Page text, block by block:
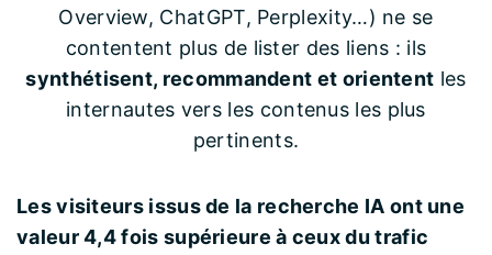
Overview, ChatGPT, Perplexity…) ne se
contentent plus de lister des liens : ils
synthétisent, recommandent et orientent les
internautes vers les contenus les plus
pertinents.
Les visiteurs issus de la recherche IA ont une
valeur 4,4 fois supérieure à ceux du trafic